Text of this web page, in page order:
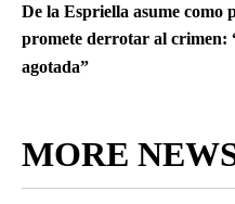
De la Espriella asume como
promete derrotar al crimen:
agotada”
MORE